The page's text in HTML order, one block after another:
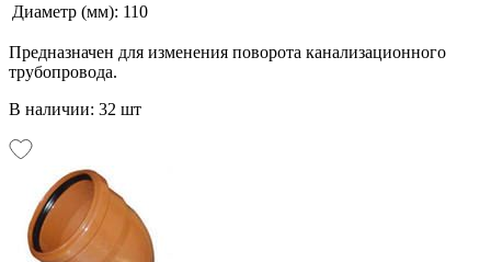
Диаметр (мм): 110
Предназначен для изменения поворота канализационного
трубопровода.
В наличии: 32 шт